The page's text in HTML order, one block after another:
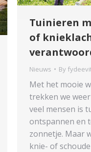
Tuinieren
of
Nieuws By
Met het mooie
trekken we
veel mensen is
ontspannen en
zonnetje. Maar
knie- of